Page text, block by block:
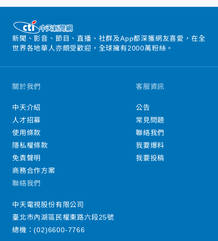
新聞、影音、節目、直播、社群及App都深獲網友喜愛，在全
世界各地華人亦頗受歡迎，全球擁有2000萬粉絲。
關於我們
中天介紹
人才招募
使用條款
隱私權條款
免責聲明
商務合作方案
客服資訊
公告
常見問題
聯絡我們
我要爆料
我要投稿
聯絡我們
中天電視股份有限公司
臺北市內湖區民權東路六段25號
總機：(02)6600-7766